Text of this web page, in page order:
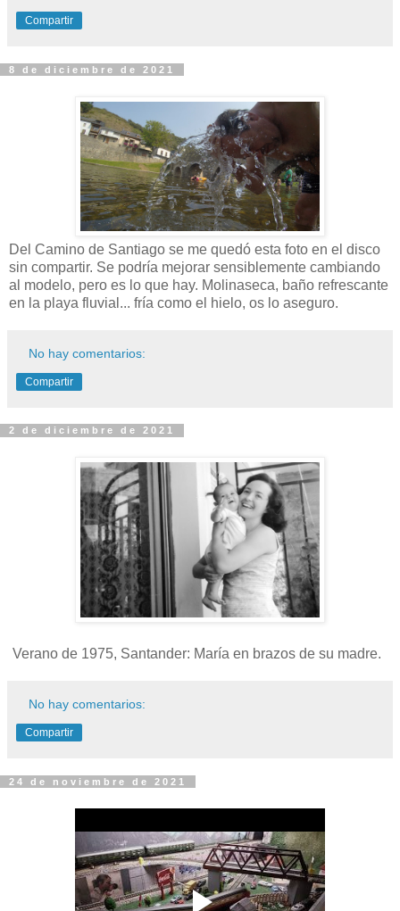
Compartir
8 de diciembre de 2021
Del Camino de Santiago se me quedó esta foto en el disco
sin compartir. Se podría mejorar sensiblemente cambiando
al modelo, pero es lo que hay. Molinaseca, baño refrescante
en la playa fluvial... fría como el hielo, os lo aseguro.
No hay comentarios:
Compartir
2 de diciembre de 2021
Verano de 1975, Santander: María en brazos de su madre.
No hay comentarios:
Compartir
24 de noviembre de 2021